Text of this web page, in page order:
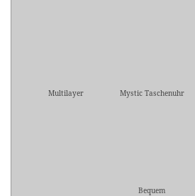
Multilayer Mystic Taschenuhr
Bequem